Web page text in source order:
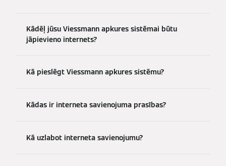
Kādēļ jūsu Viessmann apkures sistēmai būtu
jāpievieno internets?
Kā pieslēgt Viessmann apkures sistēmu?
Kādas ir interneta savienojuma prasības?
Kā uzlabot interneta savienojumu?